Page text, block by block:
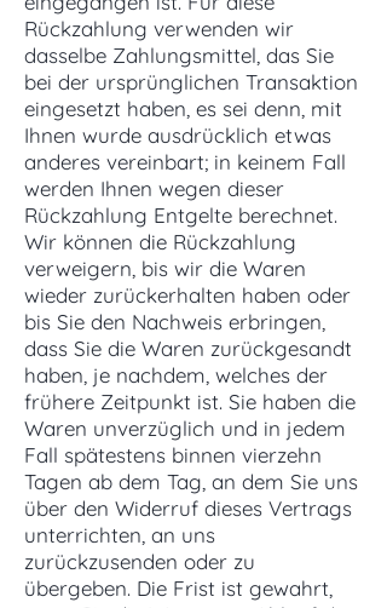
Rückzahlung verwenden wir
dasselbe Zahlungsmittel, das Sie
bei der ursprünglichen Transaktion
eingesetzt haben, es sei denn, mit
Ihnen wurde ausdrücklich etwas
anderes vereinbart; in keinem Fall
werden Ihnen wegen dieser
Rückzahlung Entgelte berechnet.
Wir können die Rückzahlung
verweigern, bis wir die Waren
wieder zurückerhalten haben oder
bis Sie den Nachweis erbringen,
dass Sie die Waren zurückgesandt
haben, je nachdem, welches der
frühere Zeitpunkt ist. Sie haben die
Waren unverzüglich und in jedem
Fall spätestens binnen vierzehn
Tagen ab dem Tag, an dem Sie uns
über den Widerruf dieses Vertrags
unterrichten, an uns
zurückzusenden oder zu
übergeben. Die Frist ist gewahrt,